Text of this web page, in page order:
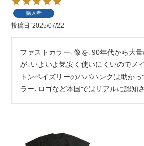
購入者
投稿日 2025/07/22
ファストカラー、像を、90年代から大
が、いよいよ気安く使いにくいのでメ
トンペイズリーのハバハンクは助かっ
ラー、ロゴなど本国ではリアルに認知